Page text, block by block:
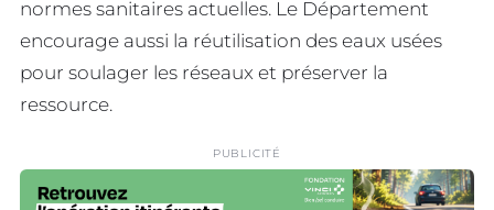
normes sanitaires actuelles. Le Département
encourage aussi la réutilisation des eaux usées
pour soulager les réseaux et préserver la
ressource.
PUBLICITÉ